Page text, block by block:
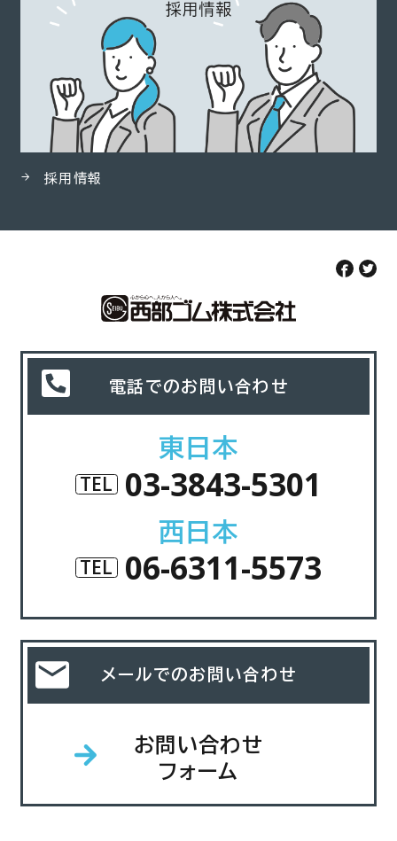
採用情報
電話でのお問い合わせ
東日本
TEL 03-3843-5301
西日本
TEL 06-6311-5573
メールでのお問い合わせ
お問い合わせ
フォーム